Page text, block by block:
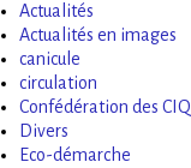
Actualités
Actualités en images
canicule
circulation
Confédération des CIQ
Divers
Eco-démarche